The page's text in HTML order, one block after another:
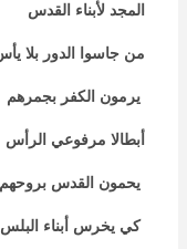
المجد لأبناء القدس
من جاسوا الدور بلا
يرمون الكفر بجمرهم
أبطالا مرفوعي الرأس
يحمون القدس بروحهم
كي يخرس أبناء البلس